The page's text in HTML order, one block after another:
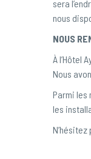
sera
nous
NOUS
À l’Hôtel
Nous
Parmi les
les